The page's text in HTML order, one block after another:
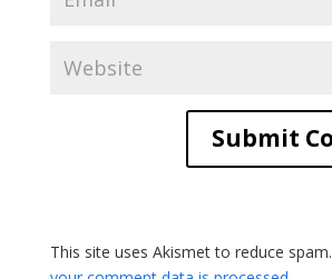
This site uses Akismet to reduce spam.